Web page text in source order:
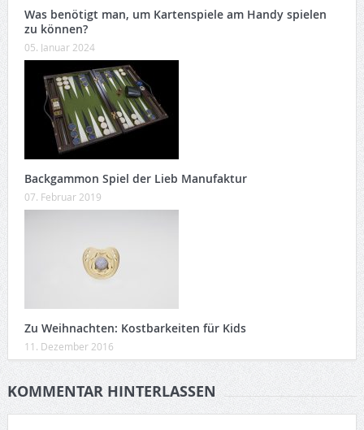
Was benötigt man, um Kartenspiele am Handy spielen
zu können?
05. Januar 2024
Backgammon Spiel der Lieb Manufaktur
07. Februar 2019
Zu Weihnachten: Kostbarkeiten für Kids
11. Dezember 2016
KOMMENTAR HINTERLASSEN